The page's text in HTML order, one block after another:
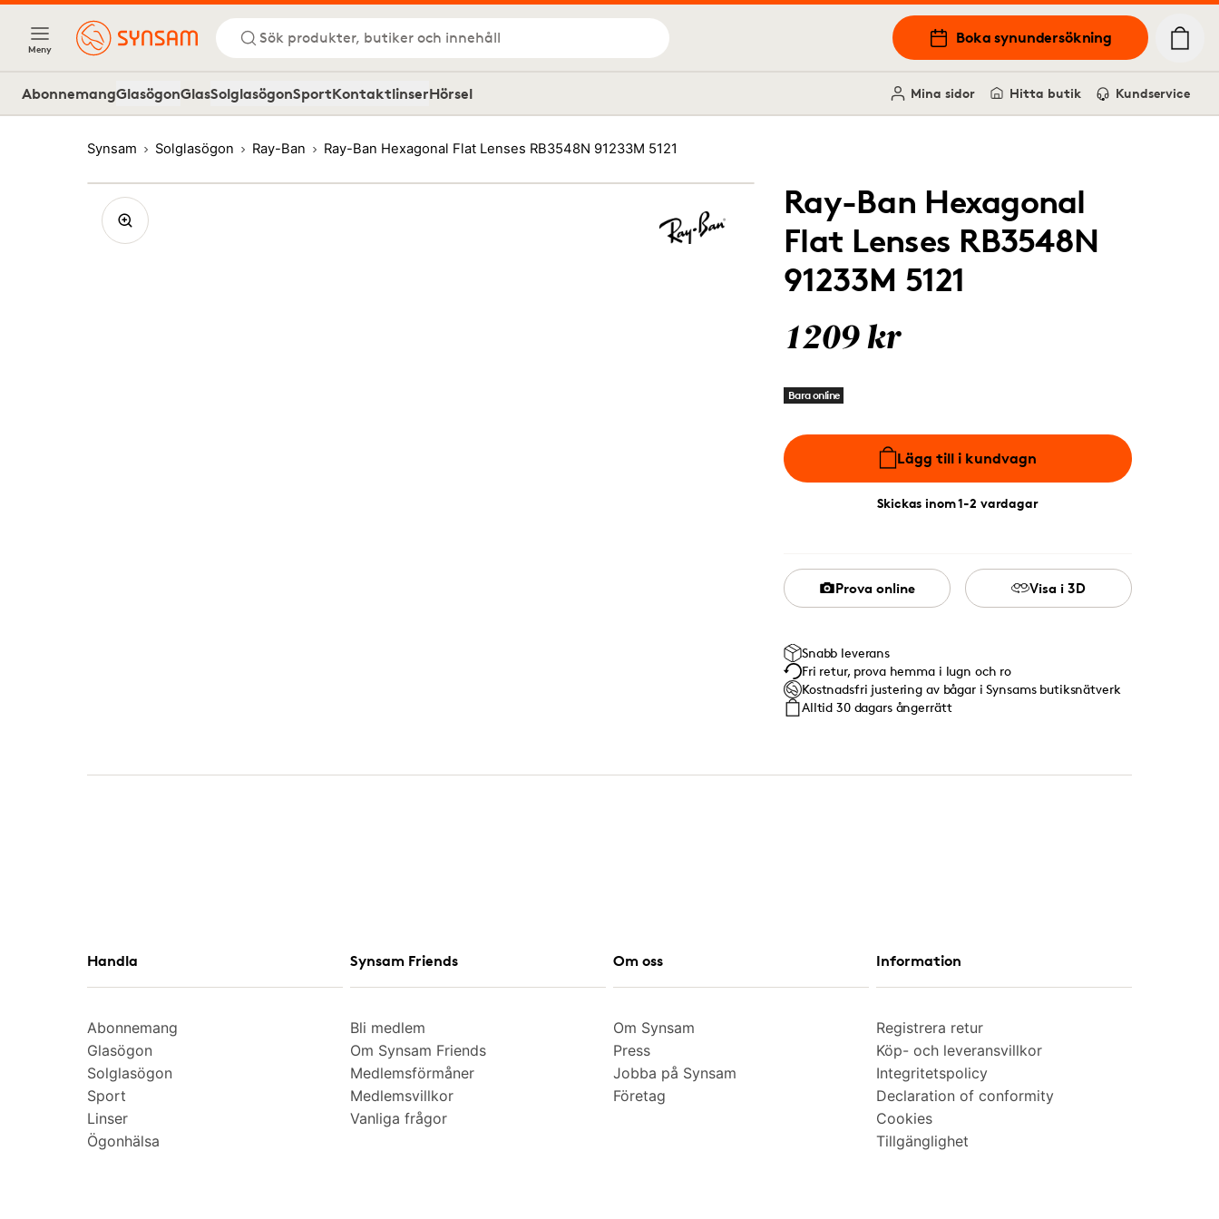
Meny
Sök produkter, butiker och innehåll Boka synundersökning
AbonnemangGlasögonGlasSolglasögonSportKontaktlinserHörsel Mina sidor Hitta butik Kundservice
Synsam Solglasögon Ray-Ban Ray-Ban Hexagonal Flat Lenses RB3548N 91233M 5121
Ray-Ban Hexagonal
Flat Lenses RB3548N
91233M 5121
1209 kr
Bara online
Lägg till i kundvagn
Skickas inom 1-2 vardagar
Prova online Visa i 3D
Snabb leverans
Fri retur, prova hemma i lugn och ro
Kostnadsfri justering av bågar i Synsams butiksnätverk
Alltid 30 dagars ångerrätt
Handla
Abonnemang
Glasögon
Solglasögon
Sport
Linser
Ögonhälsa
Synsam Friends
Bli medlem
Om Synsam Friends
Medlemsförmåner
Medlemsvillkor
Vanliga frågor
Om oss
Om Synsam
Press
Jobba på Synsam
Företag
Information
Registrera retur
Köp- och leveransvillkor
Integritetspolicy
Declaration of conformity
Cookies
Tillgänglighet